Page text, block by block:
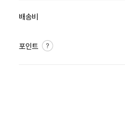
배송비
포인트